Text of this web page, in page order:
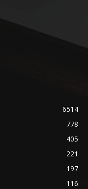
6514
778
405
221
197
116